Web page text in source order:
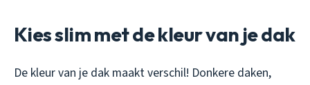
Kies slim met de kleur van je dak
De kleur van je dak maakt verschil! Donkere daken,